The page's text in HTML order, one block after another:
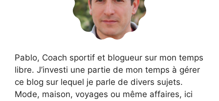
Pablo, Coach sportif et blogueur sur mon temps
libre. J’investi une partie de mon temps à gérer
ce blog sur lequel je parle de divers sujets.
Mode, maison, voyages ou même affaires, ici